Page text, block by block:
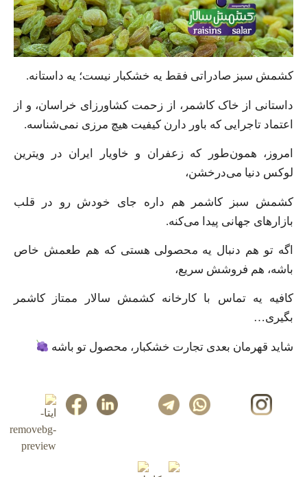
کشمش سبز صادراتی فقط یه خشکبار نیست؛ یه داستانه.
داستانی از خاک کاشمر، از زحمت کشاورزای خراسان، و از
اعتماد تاجرایی که باور دارن کیفیت هیچ مرزی نمی‌شناسه.
امروز، همون‌طور که زعفران و خاویار ایران در ویترین
لوکس دنیا می‌درخشن،
کشمش سبز کاشمر هم داره جای خودش رو در قلب
بازارهای جهانی پیدا می‌کنه.
اگه تو هم دنبال یه محصولی هستی که هم طعمش خاص
باشه، هم فروشش سریع،
کافیه یه تماس با کارخانه کشمش سالار ممتاز کاشمر
بگیری…
شاید قهرمان بعدی تجارت خشکبار، محصول تو باشه